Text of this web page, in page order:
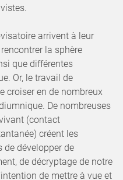
arrivent à leur
la sphère
que différentes
Or, le travail de
croiser en de nombreux
De nombreuses
(contact
créent les
de développer de
de décryptage de notre
de mettre à vue et